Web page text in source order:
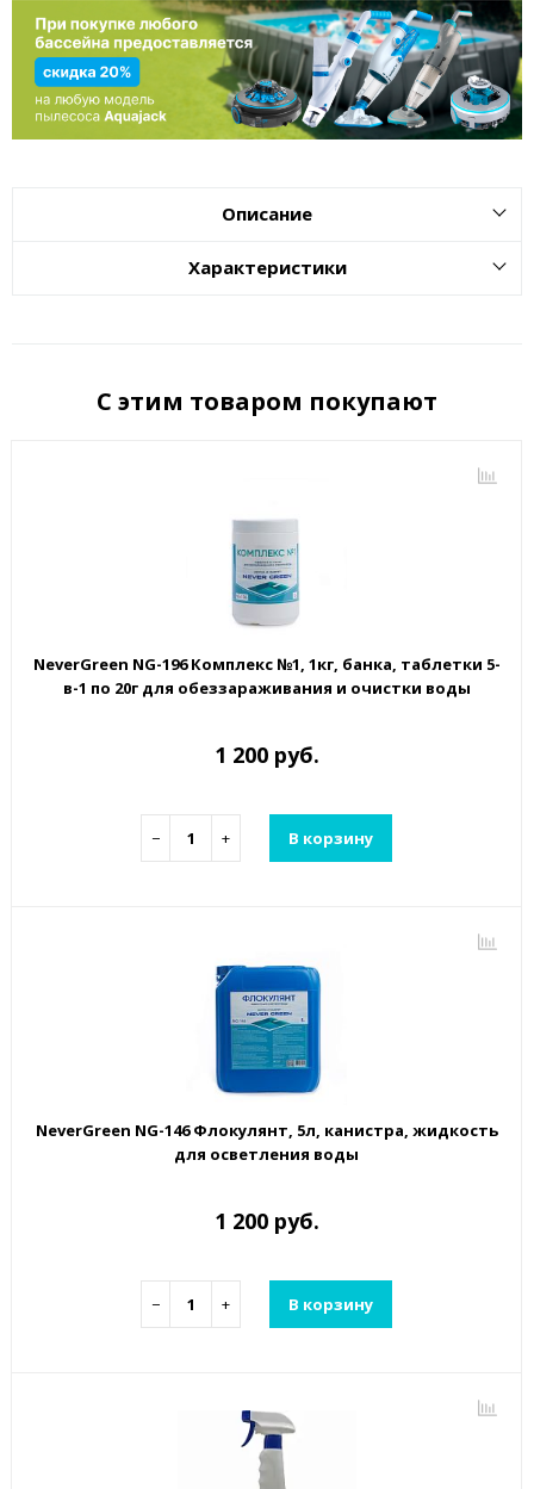
Описание
Характеристики
С этим товаром покупают
NeverGreen NG-196 Комплекс №1, 1кг, банка, таблетки 5-
в-1 по 20г для обеззараживания и очистки воды
1 200 руб.
− + В корзину
NeverGreen NG-146 Флокулянт, 5л, канистра, жидкость
для осветления воды
1 200 руб.
− + В корзину